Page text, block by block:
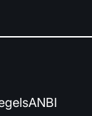
ANBI